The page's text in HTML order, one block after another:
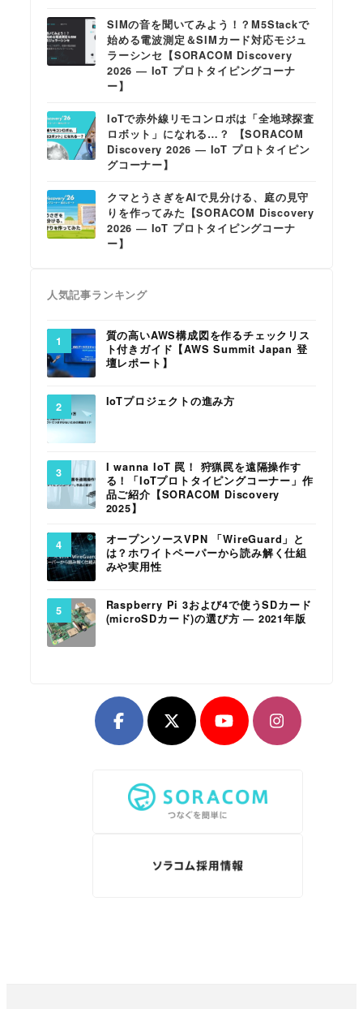
SIMの音を聞いてみよう！？M5Stackで
始める電波測定＆SIMカード対応モジュ
ラーシンセ【SORACOM Discovery
2026 ― IoT プロトタイピングコーナ
ー】
IoTで赤外線リモコンロボは「全地球探査
ロボット」になれる…？ 【SORACOM
Discovery 2026 ― IoT プロトタイピン
グコーナー】
クマとうさぎをAIで見分ける、庭の見守
りを作ってみた【SORACOM Discovery
2026 ― IoT プロトタイピングコーナ
ー】
人気記事ランキング
質の高いAWS構成図を作るチェックリス
ト付きガイド【AWS Summit Japan 登
壇レポート】
IoTプロジェクトの進み方
I wanna IoT 罠！ 狩猟罠を遠隔操作す
る！「IoTプロトタイピングコーナー」作
品ご紹介【SORACOM Discovery
2025】
オープンソースVPN 「WireGuard」と
は？ホワイトペーパーから読み解く仕組
みや実用性
Raspberry Pi 3および4で使うSDカード
(microSDカード)の選び方 ― 2021年版